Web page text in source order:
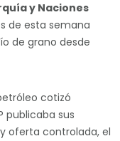
y Naciones
de esta semana
de grano desde
cotizó
publicaba sus
oferta controlada, el